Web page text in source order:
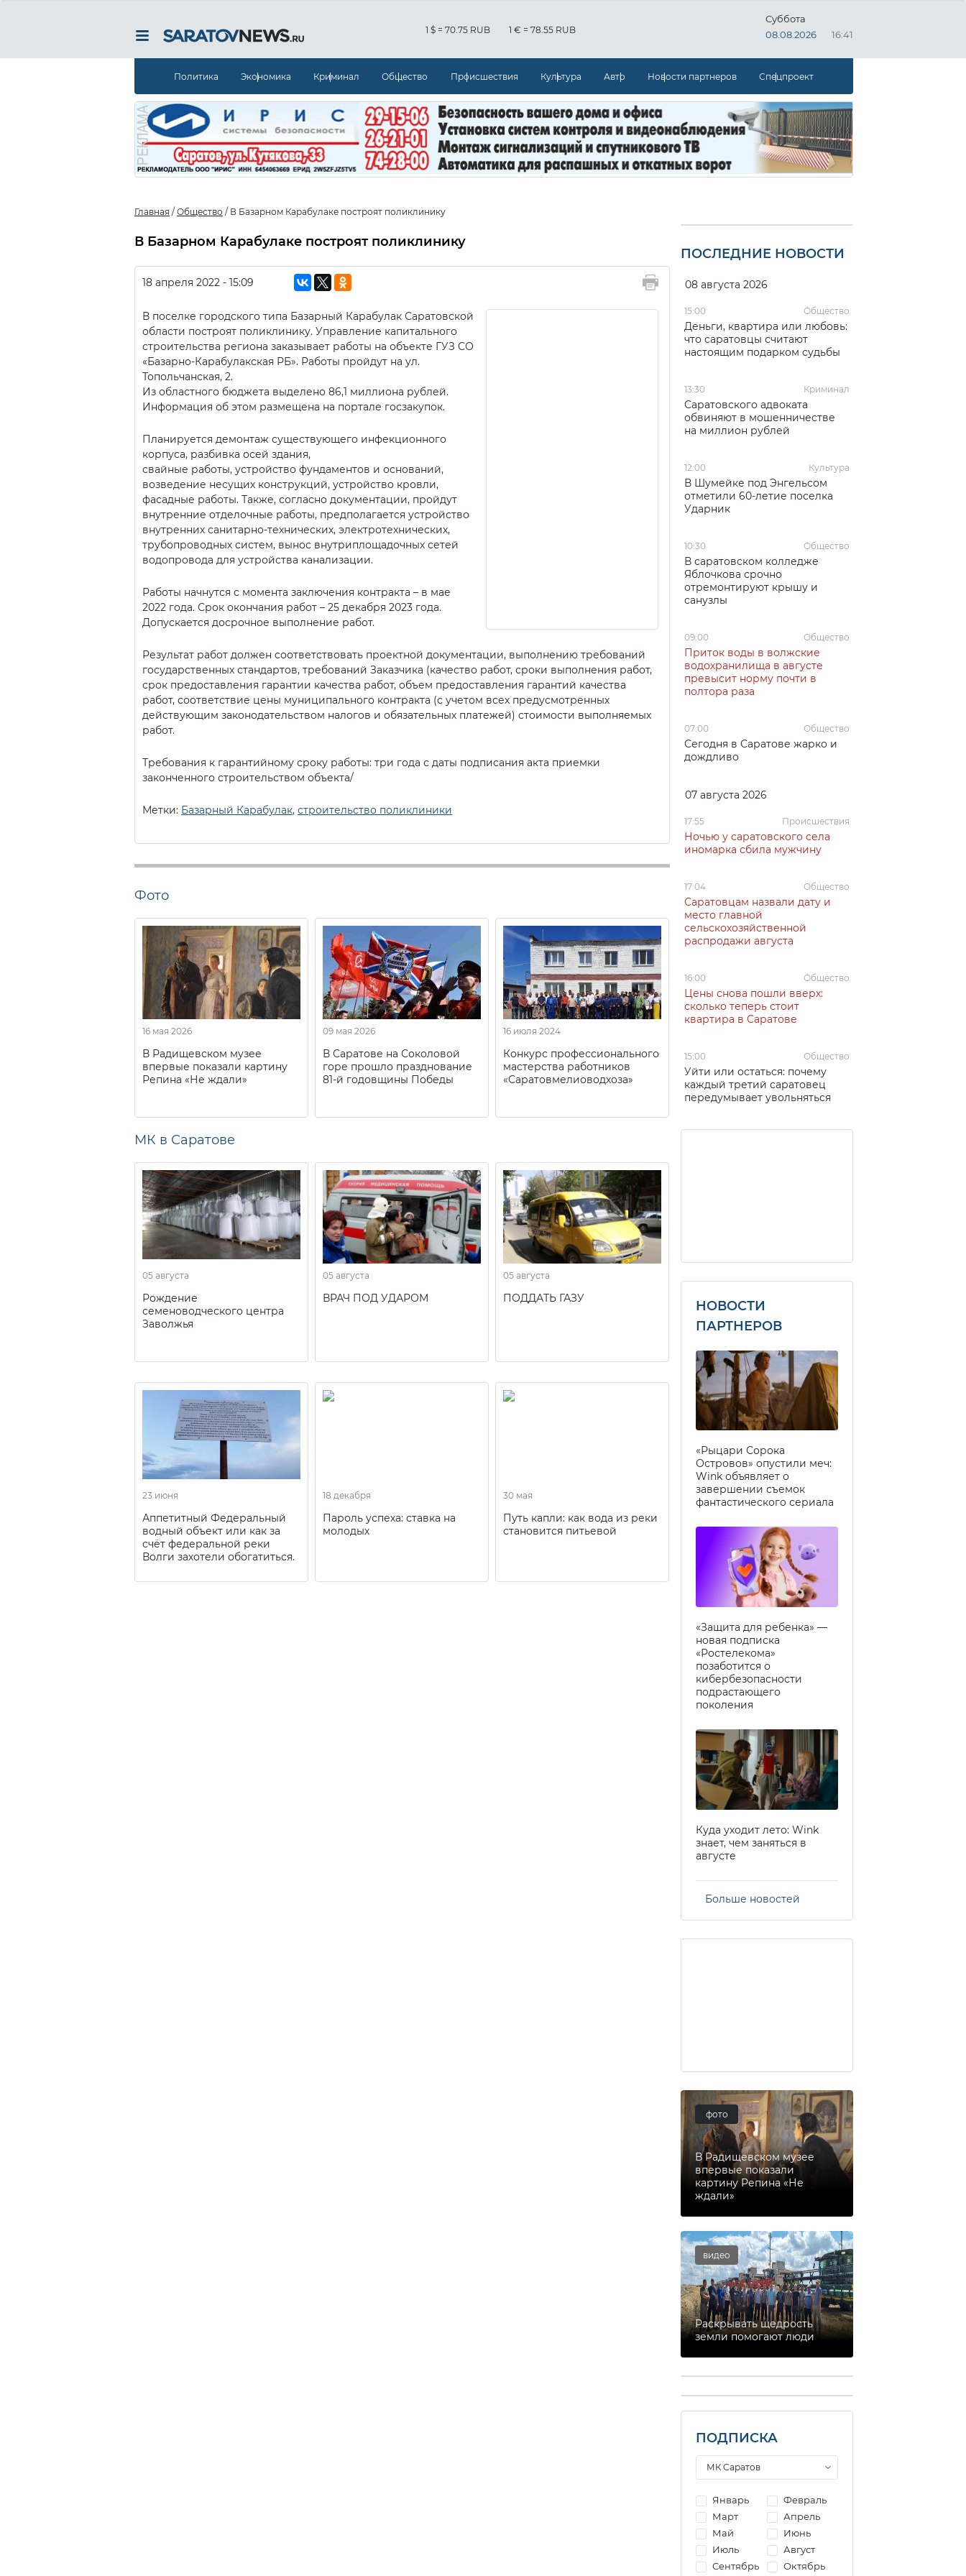
1 $ = 70.75 RUB 1 € = 78.55 RUB
Суббота
08.08.2026
16:41
Политика Экономика Криминал Общество Происшествия Культура Авто Новости партнеров Спецпроект
Главная / Общество / В Базарном Карабулаке построят поликлинику
В Базарном Карабулаке построят поликлинику
18 апреля 2022 - 15:09
В поселке городского типа Базарный Карабулак Саратовской
области построят поликлинику. Управление капитального
строительства региона заказывает работы на объекте ГУЗ СО
«Базарно-Карабулакская РБ». Работы пройдут на ул.
Топольчанская, 2.
Из областного бюджета выделено 86,1 миллиона рублей.
Информация об этом размещена на портале госзакупок.
Планируется демонтаж существующего инфекционного
корпуса, разбивка осей здания,
свайные работы, устройство фундаментов и оснований,
возведение несущих конструкций, устройство кровли,
фасадные работы. Также, согласно документации, пройдут
внутренние отделочные работы, предполагается устройство
внутренних санитарно-технических, электротехнических,
трубопроводных систем, вынос внутриплощадочных сетей
водопровода для устройства канализации.
Работы начнутся с момента заключения контракта – в мае
2022 года. Срок окончания работ – 25 декабря 2023 года.
Допускается досрочное выполнение работ.
Результат работ должен соответствовать проектной документации, выполнению требований
государственных стандартов, требований Заказчика (качество работ, сроки выполнения работ,
срок предоставления гарантии качества работ, объем предоставления гарантий качества
работ, соответствие цены муниципального контракта (с учетом всех предусмотренных
действующим законодательством налогов и обязательных платежей) стоимости выполняемых
работ.
Требования к гарантийному сроку работы: три года с даты подписания акта приемки
законченного строительством объекта/
Метки: Базарный Карабулак, строительство поликлиники
Фото
16 мая 2026
В Радищевском музее
впервые показали картину
Репина «Не ждали»
09 мая 2026
В Саратове на Соколовой
горе прошло празднование
81-й годовщины Победы
16 июля 2024
Конкурс профессионального
мастерства работников
«Саратовмелиоводхоза»
МК в Саратове
05 августа
Рождение
семеноводческого центра
Заволжья
05 августа
ВРАЧ ПОД УДАРОМ
05 августа
ПОДДАТЬ ГАЗУ
23 июня
Аппетитный Федеральный
водный объект или как за
счёт федеральной реки
Волги захотели обогатиться.
18 декабря
Пароль успеха: ставка на
молодых
30 мая
Путь капли: как вода из реки
становится питьевой
ПОСЛЕДНИЕ НОВОСТИ
08 августа 2026
15:00 Общество
Деньги, квартира или любовь:
что саратовцы считают
настоящим подарком судьбы
13:30 Криминал
Саратовского адвоката
обвиняют в мошенничестве
на миллион рублей
12:00 Культура
В Шумейке под Энгельсом
отметили 60-летие поселка
Ударник
10:30 Общество
В саратовском колледже
Яблочкова срочно
отремонтируют крышу и
санузлы
09:00 Общество
Приток воды в волжские
водохранилища в августе
превысит норму почти в
полтора раза
07:00 Общество
Сегодня в Саратове жарко и
дождливо
07 августа 2026
17:55 Происшествия
Ночью у саратовского села
иномарка сбила мужчину
17:04 Общество
Саратовцам назвали дату и
место главной
сельскохозяйственной
распродажи августа
16:00 Общество
Цены снова пошли вверх:
сколько теперь стоит
квартира в Саратове
15:00 Общество
Уйти или остаться: почему
каждый третий саратовец
передумывает увольняться
НОВОСТИ
ПАРТНЕРОВ
«Рыцари Сорока
Островов» опустили меч:
Wink объявляет о
завершении съемок
фантастического сериала
«Защита для ребенка» —
новая подписка
«Ростелекома»
позаботится о
кибербезопасности
подрастающего
поколения
Куда уходит лето: Wink
знает, чем заняться в
августе
Больше новостей
фото
В Радищевском музее
впервые показали
картину Репина «Не
ждали»
видео
Раскрывать щедрость
земли помогают люди
ПОДПИСКА
Январь
Февраль
Март
Апрель
Май
Июнь
Июль
Август
Сентябрь
Октябрь